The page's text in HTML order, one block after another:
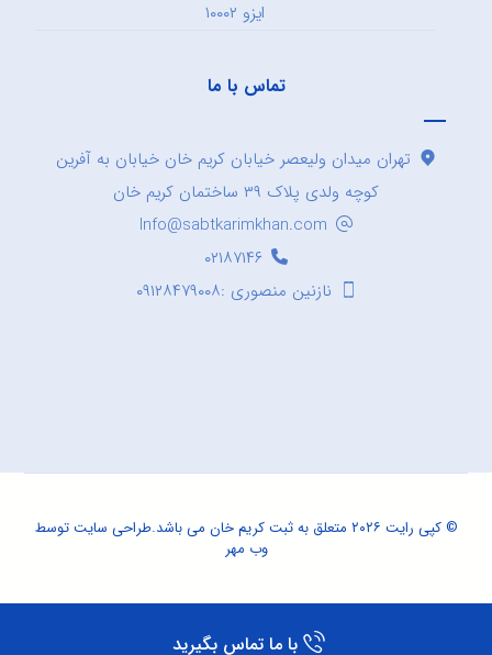
ایزو ۱۰۰۰۲
تماس با ما
تهران میدان ولیعصر خیابان کریم خان خیابان به آفرین
کوچه ولدی پلاک ۳۹ ساختمان کریم خان
Info@sabtkarimkhan.com
۰۲۱۸۷۱۴۶
نازنین منصوری :۰۹۱۲۸۴۷۹۰۰۸
© کپی رایت ۲۰۲۶ متعلق به ثبت کریم خان می باشد. طراحی سایتتوسط
وب مهر
با ما تماس بگیرید